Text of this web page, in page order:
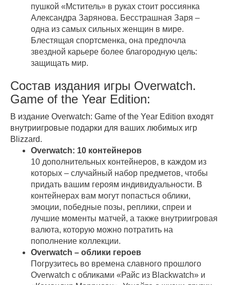
пушкой «Мститель» в руках стоит россиянка
Александра Зарянова. Бесстрашная Заря –
одна из самых сильных женщин в мире.
Блестящая спортсменка, она предпочла
звездной карьере более благородную цель:
защищать мир.
Состав издания игры Overwatch.
Game of the Year Edition:
В издание Overwatch: Game of the Year Edition входят
внутриигровые подарки для ваших любимых игр
Blizzard.
Overwatch: 10 контейнеров
10 дополнительных контейнеров, в каждом из
которых – случайный набор предметов, чтобы
придать вашим героям индивидуальности. В
контейнерах вам могут попасться облики,
эмоции, победные позы, реплики, спреи и
лучшие моменты матчей, а также внутриигровая
валюта, которую можно потратить на
пополнение коллекции.
Overwatch – облики героев
Погрузитесь во времена славного прошлого
Overwatch с обликами «Райс из Blackwatch» и